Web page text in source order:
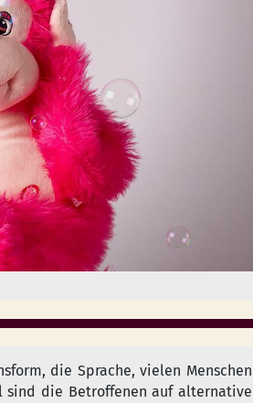
die Sprache, vielen Menschen
sind die Betroffenen auf alternative